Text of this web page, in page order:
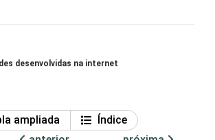
desenvolvidas na internet
ampliada
Índice